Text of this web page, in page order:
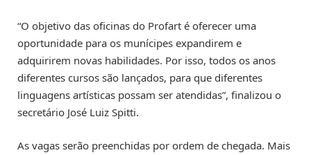
“O objetivo das oficinas do Profart é oferecer uma
oportunidade para os munícipes expandirem e
adquirirem novas habilidades. Por isso, todos os anos
diferentes cursos são lançados, para que diferentes
linguagens artísticas possam ser atendidas”, finalizou o
secretário José Luiz Spitti.
As vagas serão preenchidas por ordem de chegada. Mais